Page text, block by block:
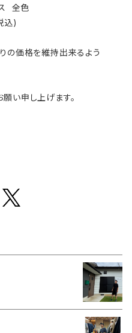
ス 全色
込)
の価格を維持出来るよう
い申し上げます。